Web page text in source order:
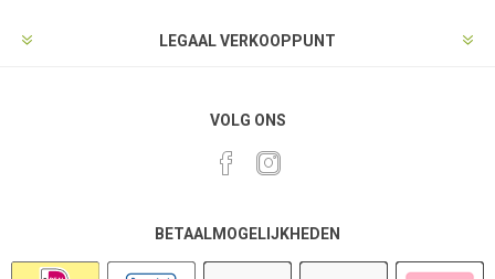
LEGAAL VERKOOPPUNT
VOLG ONS
BETAALMOGELIJKHEDEN